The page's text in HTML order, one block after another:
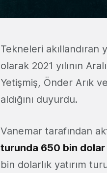
Tekneleri akıllandıran
olarak 2021 yılının
Yetişmiş, Önder Arık
aldığını duyurdu.
Vanemar tarafından
turunda 650 bin dolar
bin dolarlık yatırım